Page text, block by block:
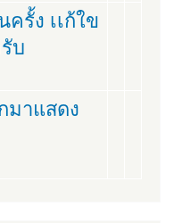
รั้ง เเก้ใข
บ
มาแสดง